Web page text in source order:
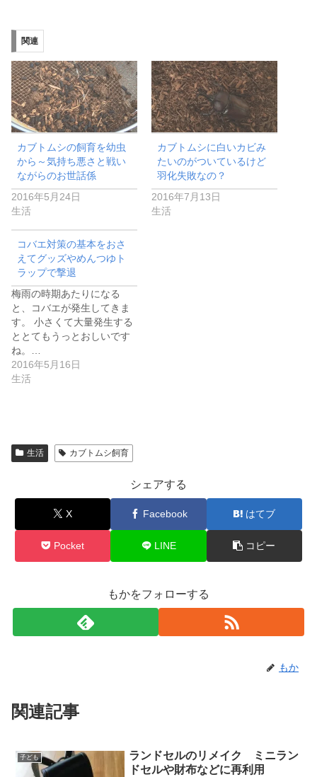
関連
カブトムシの飼育を幼虫
から～気持ち悪さと戦い
ながらのお世話係
2016年5月24日
生活
カブトムシに白いカビみ
たいのがついているけど
羽化失敗なの？
2016年7月13日
生活
コバエ対策の基本をおさ
えてグッズやめんつゆト
ラップで撃退
梅雨の時期あたりになる
と、コバエが発生してきま
す。 小さくて大量発生する
ととてもうっとおしいです
ね。…
2016年5月16日
生活
生活 カブトムシ飼育
シェアする
X Facebook はてブ
Pocket LINE コピー
もかをフォローする
もか
関連記事
子ども
ランドセルのリメイク ミニラン
ドセルや財布などに再利用